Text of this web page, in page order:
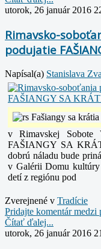
utorok, 26 január 2016
Rimavsko-
podujatie
Napísal(a) Stanislava
v Rimavskej Sobote
FAŠIANGY SA
dobrú náladu bude
v Galérii Domu kultúry
detí z regiónu pod
Zverejnené v Tradície
Pridajte komentár medzi
Čítať ďalej...
utorok, 26 január 2016